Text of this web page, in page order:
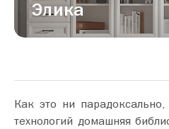
Элика
Как это ни
технологий домашняя